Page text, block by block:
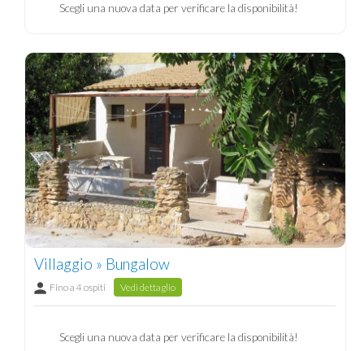
Scegli una nuova data per verificare la disponibilità!
Villaggio » Bungalow
Fino a 4 ospiti Vedi dettaglio
Scegli una nuova data per verificare la disponibilità!